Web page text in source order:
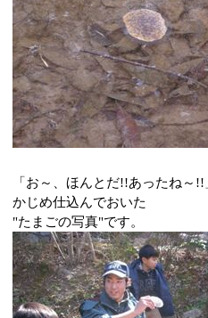
「お～、ほんとだ!!あったね～ !!
かじめ仕込んでおいた
"たまごの写真"です。